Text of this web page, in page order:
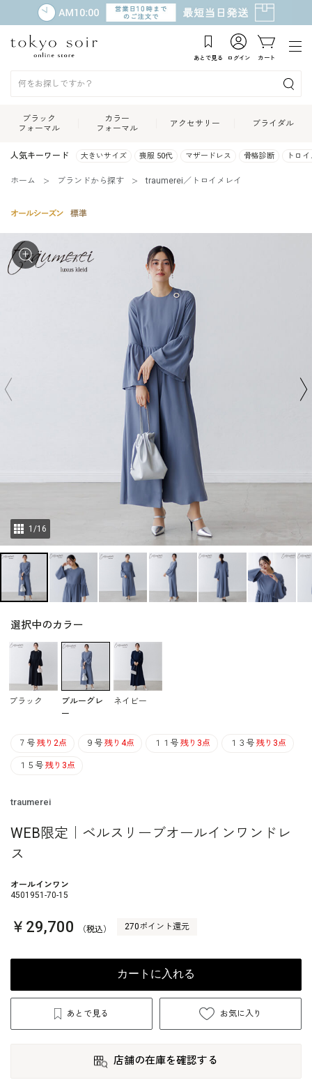
あとで見る ログイン カート
ブラック
フォーマル
カラー
フォーマル
アクセサリー ブライダル
人気キーワード 大きいサイズ 喪服 50代 マザードレス 骨格診断 トロ
ホーム ブランドから探す traumerei／トロイメレイ
1 /16
選択中のカラー
ブラック
ブルーグレ
ー
ネイビー
７号 残り2点 ９号 残り4点 １１号 残り3点 １３号 残り3点
１５号 残り3点
traumerei
WEB限定｜ベルスリーブオールインワンドレ
ス
オールインワン
4501951-70-15
￥29,700 （税込） 270ポイント還元
カートに入れる
あとで見る お気に入り
店舗の在庫を確認する